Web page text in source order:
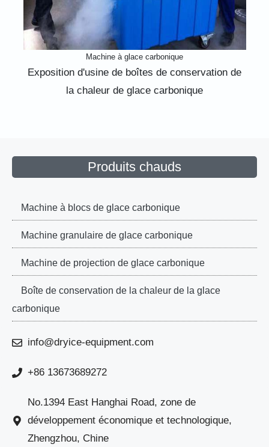
Machine à glace carbonique
Exposition d'usine de boîtes de conservation de
la chaleur de glace carbonique
Produits chauds
Machine à blocs de glace carbonique
Machine granulaire de glace carbonique
Machine de projection de glace carbonique
Boîte de conservation de la chaleur de la glace
carbonique
info@dryice-equipment.com
+86 13673689272
No.1394 East Hanghai Road, zone de
développement économique et technologique,
Zhengzhou, Chine